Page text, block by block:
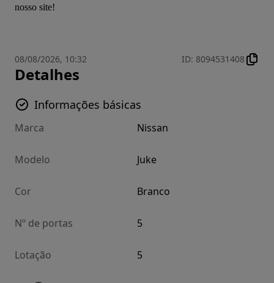
nosso site!
08/08/2026, 10:32 ID: 8094531408
Detalhes
Informações básicas
Marca Nissan
Modelo Juke
Cor Branco
Nº de portas 5
Lotação 5